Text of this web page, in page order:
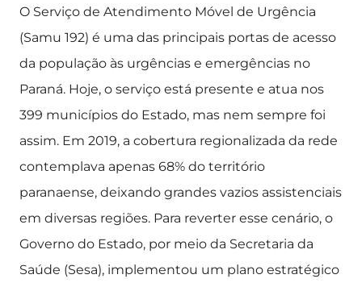
O Serviço de Atendimento Móvel de Urgência
(Samu 192) é uma das principais portas de acesso
da população às urgências e emergências no
Paraná. Hoje, o serviço está presente e atua nos
399 municípios do Estado, mas nem sempre foi
assim. Em 2019, a cobertura regionalizada da rede
contemplava apenas 68% do território
paranaense, deixando grandes vazios assistenciais
em diversas regiões. Para reverter esse cenário, o
Governo do Estado, por meio da Secretaria da
Saúde (Sesa), implementou um plano estratégico